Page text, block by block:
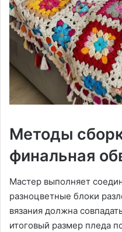
Методы
финальная
Мастер выполняет
разноцветные блоки
вязания должна
итоговый размер пледа